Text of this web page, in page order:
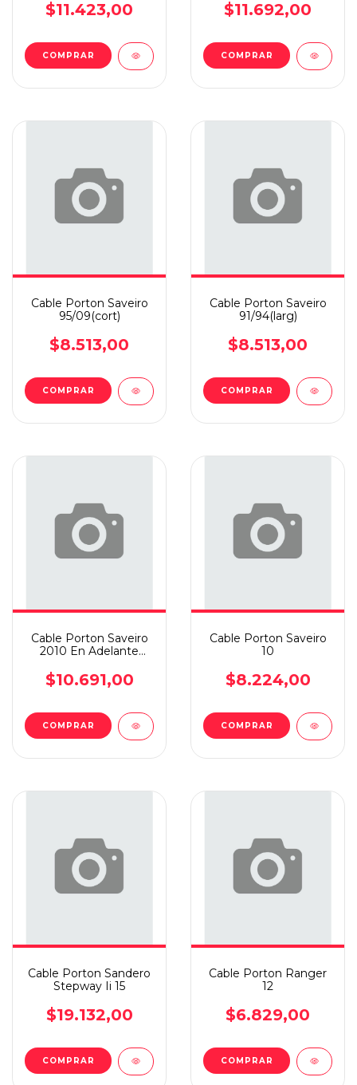
$11.423,00 $11.692,00
Cable Porton Saveiro
95/09(cort)
$8.513,00
Cable Porton Saveiro
91/94(larg)
$8.513,00
Cable Porton Saveiro
2010 En Adelante
$10.691,00
Cable Porton Saveiro
10
$8.224,00
Cable Porton Sandero
Stepway Ii 15
$19.132,00
Cable Porton Ranger
12
$6.829,00